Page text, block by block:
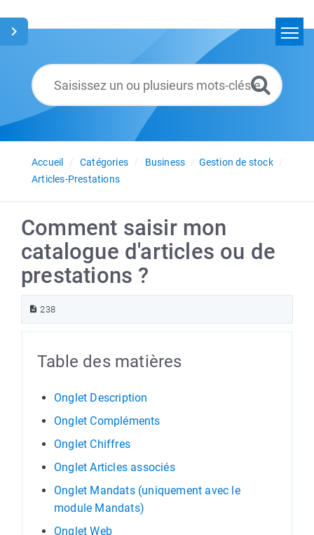
Glossaire
Français
Accueil
Catégories Business
Gestion de stock
Articles-Prestations
Comment saisir mon
catalogue d'articles ou de
prestations ?
238
Table des matières
Onglet Description
Onglet Compléments
Onglet Chiffres
Onglet Articles associés
Onglet Mandats (uniquement avec le
module Mandats)
Onglet Web